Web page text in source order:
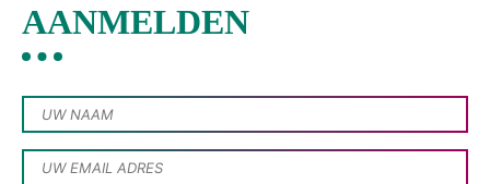
AANMELDEN